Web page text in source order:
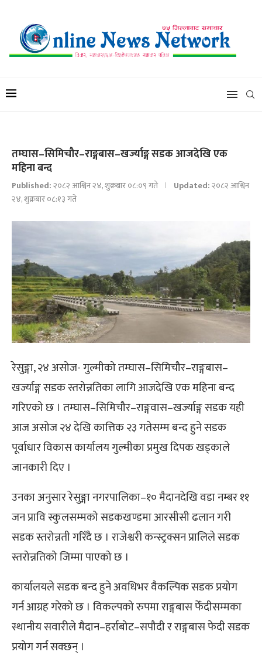
तम्घास–सिमिचौर–राङ्गबास–खर्ज्याङ्ग सडक आजदेखि एक
महिना बन्द
Published:२०८२ आश्विन २४, शुक्रबार ०८:०९ गते Updated:२०८२ आश्विन
२४, शुक्रबार ०८:१३ गते
रेसुङ्गा, २४ असोज- गुल्मीको तम्घास–सिमिचौर–राङ्गबास–
खर्ज्याङ्ग सडक स्तरोन्नतिका लागि आजदेखि एक महिना बन्द
गरिएको छ । तम्घास–सिमिचौर–राङ्गवास–खर्ज्याङ्ग सडक यही
आज असोज २४ देखि कात्तिक २३ गतेसम्म बन्द हुने सडक
पूर्वाधार विकास कार्यालय गुल्मीका प्रमुख दिपक खड्काले
जानकारी दिए ।
उनका अनुसार रेसुङ्गा नगरपालिका–१० मैदानदेखि वडा नम्बर ११
जन प्रावि स्कुलसम्मको सडकखण्डमा आरसीसी ढलान गरी
सडक स्तरोन्नती गरिँदै छ । राजेश्वरी कन्स्ट्रक्सन प्रालिले सडक
स्तरोन्नतिको जिम्मा पाएको छ ।
कार्यालयले सडक बन्द हुने अवधिभर वैकल्पिक सडक प्रयोग
गर्न आग्रह गरेको छ । विकल्पको रुपमा राङ्गबास फेँदीसम्मका
स्थानीय सवारीले मैदान–हर्राबोट–सपौदी र राङ्गबास फेदी सडक
प्रयोग गर्न सक्छन् ।